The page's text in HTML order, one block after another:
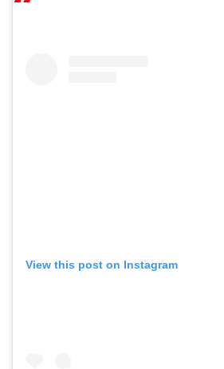
View this post on Instagram